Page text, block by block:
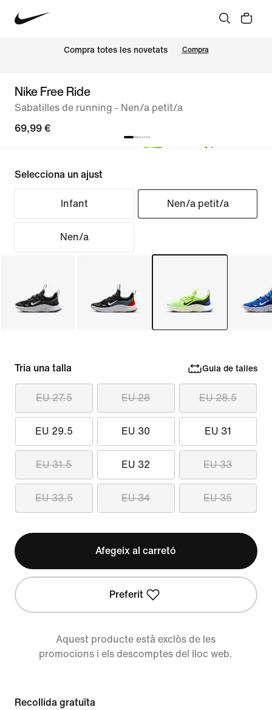
Compra totes les novetats Compra
Nike Free Ride
Sabatilles de running - Nen/a petit/a
69,99 €
Selecciona un ajust
Infant Nen/a petit/a
Nen/a
Tria una talla Guia de talles
EU 27.5 EU 28 EU 28.5
EU 29.5 EU 30 EU 31
EU 31.5 EU 32 EU 33
EU 33.5 EU 34 EU 35
Afegeix al carretó
Preferit
Aquest producte està exclòs de les
promocions i els descomptes del lloc web.
Recollida gratuïta